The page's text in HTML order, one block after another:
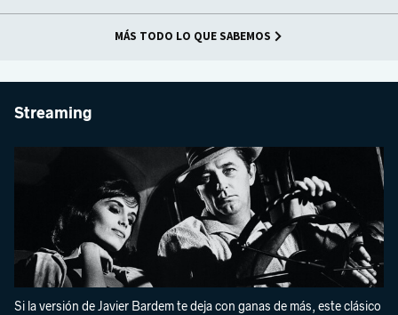
MÁS TODO LO QUE SABEMOS
Streaming
Si la versión de Javier Bardem te deja con ganas de más, este clásico